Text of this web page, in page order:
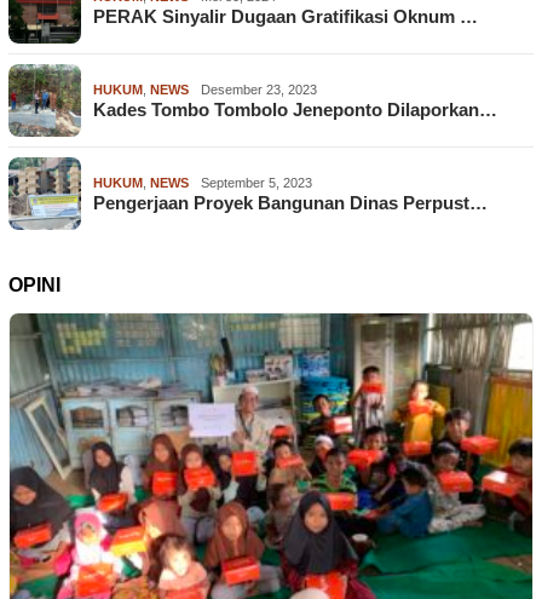
PERAK Sinyalir Dugaan Gratifikasi Oknum …
HUKUM NEWS Desember 23, 2023
Kades Tombo Tombolo Jeneponto Dilaporkan…
HUKUM NEWS September 5, 2023
Pengerjaan Proyek Bangunan Dinas Perpust…
OPINI